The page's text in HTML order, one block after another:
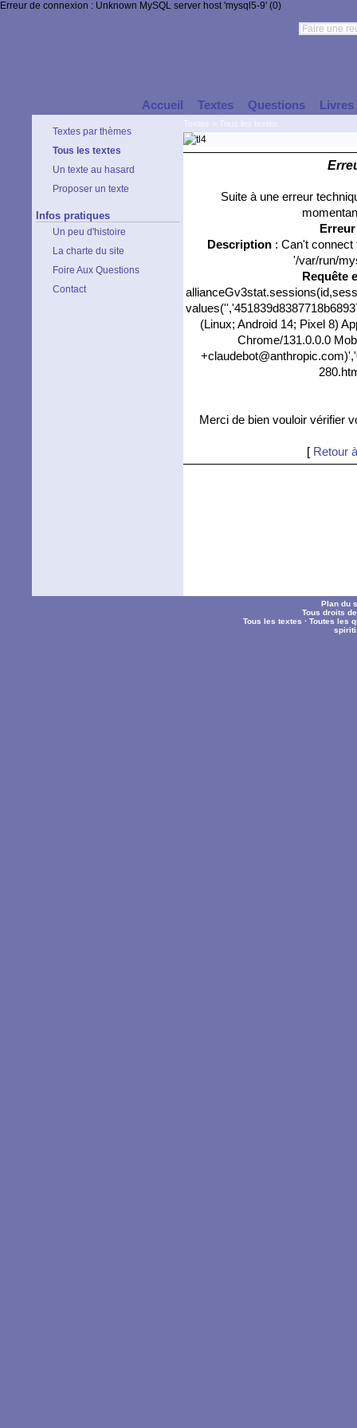
Erreur de connexion : Unknown MySQL server host 'mysql5-9' (0)
Accueil Textes Questions Livres
Textes par thèmes
Tous les textes
Un texte au hasard
Proposer un texte
Infos pratiques
Un peu d'histoire
La charte du site
Foire Aux Questions
Contact
Suite à une erreur
Description: Can't connect
'/var/run/
Requête
(Linux; Android 14; Pixel 8)
Chrome/131.0.0.0
Merci de bien vouloir vérifier
[ Retour
Plan du
Tous droits
Tous les textes ·Toutes les